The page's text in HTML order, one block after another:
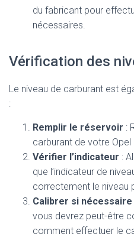
du fabricant pour
nécessaires.
Vérification des
Le niveau de carburant est
:
Remplir le réservoir :
carburant de votre Opel
Vérifier l’indicateur :
que l’indicateur de
correctement le niveau
Calibrer si nécessaire
vous devrez peut-être
comment effectuer le